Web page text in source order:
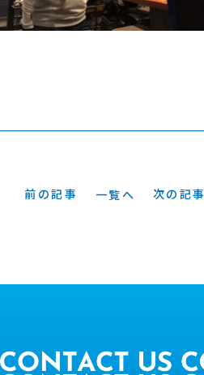
前の記事 一覧へ 次の記事